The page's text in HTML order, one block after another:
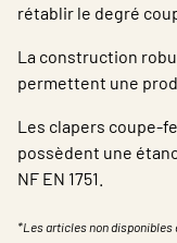
Identification
Choisir la langue
Switzerland -
rétablir le degré
La construction
permettent une
Les clapers coupe-
possèdent une
NF EN 1751.
*Les articles non disponibles